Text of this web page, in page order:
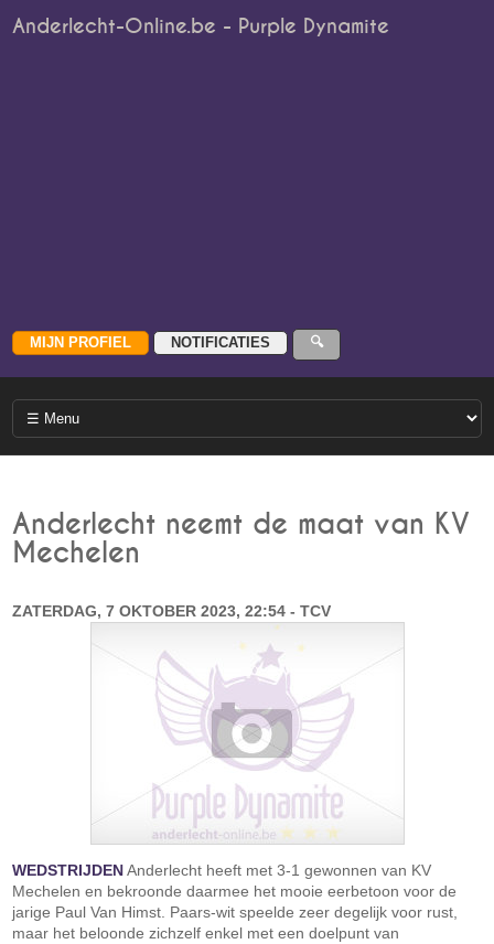
Anderlecht-Online.be - Purple Dynamite
Anderlecht neemt de maat van KV
Mechelen
ZATERDAG, 7 OKTOBER 2023, 22:54 - TCV
WEDSTRIJDENAnderlecht heeft met 3-1 gewonnen van KV
Mechelen en bekroonde daarmee het mooie eerbetoon voor de
jarige Paul Van Himst. Paars-wit speelde zeer degelijk voor rust,
maar het beloonde zichzelf enkel met een doelpunt van